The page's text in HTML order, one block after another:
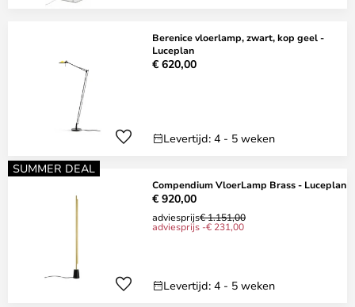
Berenice vloerlamp, zwart, kop geel -
Luceplan
€ 620,00
Levertijd: 4 - 5 weken
SUMMER DEAL
Compendium VloerLamp Brass - Luceplan
€ 920,00
adviesprijs€ 1.151,00
adviesprijs -€ 231,00
Levertijd: 4 - 5 weken